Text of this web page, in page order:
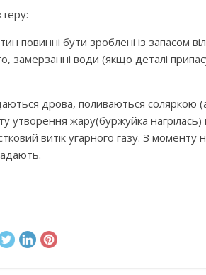
бути зроблені із запасом
замерзанні води (якщо деталі
дрова, поливаються соляркою
утворення жару(буржуйка
витік угарного газу. З моменту